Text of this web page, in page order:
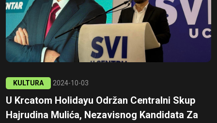
KULTURA 2024-10-03
U Krcatom Holidayu Održan Centralni Skup
Hajrudina Mulića, Nezavisnog Kandidata Za